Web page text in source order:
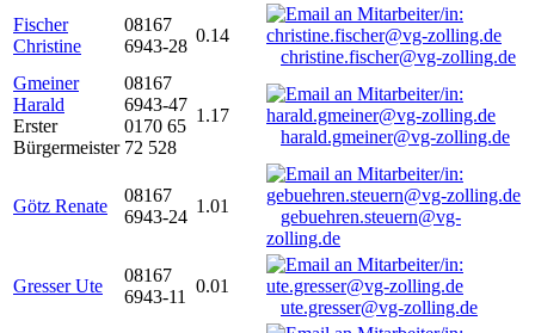
Fischer
Christine
08167
6943-28
0.14
christine.fischer@vg-zolling.de
Gmeiner
Harald
Erster
Bürgermeister
08167
6943-47
0170 65
72 528
1.17
harald.gmeiner@vg-zolling.de
Götz Renate
08167
6943-24
1.01
gebuehren.steuern@vg-
zolling.de
Gresser Ute
08167
6943-11
0.01
ute.gresser@vg-zolling.de